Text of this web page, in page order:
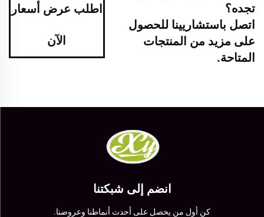
تجده؟
اتصل باستشاريينا للحصول
على مزيد من المنتجات
المتاحة.
اطلب عرض أسعار
الآن
انضم إلى شبكتنا
كن أول من يحصل على أحدث أنماطنا وعروضنا.